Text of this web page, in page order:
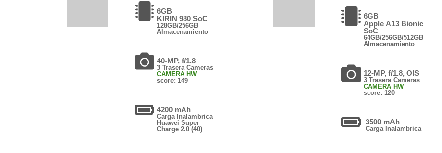
6GB
KIRIN 980 SoC
128GB/256GB
Almacenamiento
40-MP, f/1.8
3 Trasera Cameras
CAMERA HW
score: 149
4200 mAh
Carga Inalambrica
Huawei Super
Charge 2.0 (40)
6GB
Apple A13 Bionic
SoC
64GB/256GB/512GB
Almacenamiento
12-MP, f/1.8, OIS
3 Trasera Cameras
CAMERA HW
score: 120
3500 mAh
Carga Inalambrica